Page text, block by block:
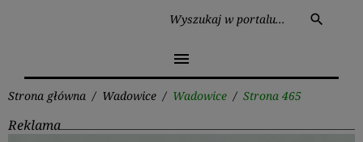
search
menu
Strona główna / Wadowice / Wadowice / Strona 465
Reklama